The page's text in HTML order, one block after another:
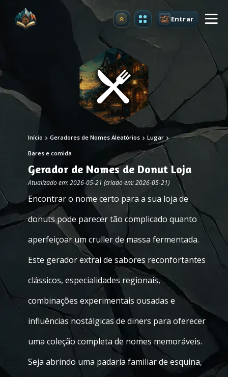
Atualizar Entrar
Início Geradores de Nomes Aleatórios Lugar
Bares e comida
Gerador de Nomes de Donut Loja
Atualizado em: 2026-05-21 (criado em: 2026-05-21)
Encontrar o nome certo para a sua loja de
donuts pode parecer tão complicado quanto
aperfeiçoar um cruller de massa fermentada.
Este gerador extrai de sabores reconfortantes
clássicos, especialidades regionais,
combinações experimentais ousadas e
influências nostálgicas de diners para oferecer
uma coleção completa de nomes memoráveis.
Seja abrindo uma padaria familiar de esquina,